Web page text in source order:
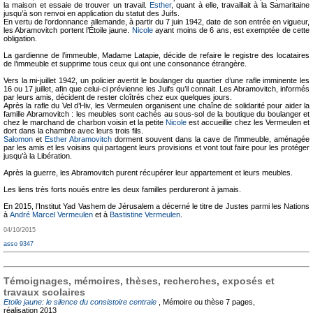
la maison et essaie de trouver un travail.Esther, quant à elle, travaillait à la Samaritaine
jusqu’à son renvoi en application du statut des Juifs.
En vertu de l'ordonnance allemande, à partir du 7 juin 1942, date de son entrée en vigueur,
les Abramovitch portent l’Étoile jaune. Nicoleayant moins de 6 ans, est exemptée de cette
obligation.
La gardienne de l’immeuble, Madame Latapie, décide de refaire le registre des locataires
de l’immeuble et supprime tous ceux qui ont une consonance étrangère.
Vers la mi-juillet 1942, un policier avertit le boulanger du quartier d’une rafle imminente les
16 ou 17 juillet, afin que celui-ci prévienne les Juifs qu’il connait. Les Abramovitch, informés
par leurs amis, décident de rester cloîtrés chez eux quelques jours.
Après la rafle du Vel d’Hiv, les Vermeulen organisent une chaîne de solidarité pour aider la
famille Abramovitch : les meubles sont cachés au sous-sol de la boutique du boulanger et
chez le marchand de charbon voisin et la petiteNicole est accueillie chez les Vermeulen et
dort dans la chambre avec leurs trois fils.
Salomon et Esther Abramovitch dorment souvent dans la cave de l’immeuble, aménagée
par les amis et les voisins qui partagent leurs provisions et vont tout faire pour les protéger
jusqu’à la Libération.
Après la guerre, les Abramovitch purent récupérer leur appartement et leurs meubles.
Les liens très forts noués entre les deux familles perdureront à jamais.
En 2015, l’Institut Yad Vashem de Jérusalem a décerné le titre de Justes parmi les Nations
à André Marcel Vermeulen et à Bastistine Vermeulen
04/10/2015
asso 9347
Témoignages, mémoires, thèses, recherches, exposés et
travaux scolaires
Etoile jaune: le silence du consistoire centrale , Mémoire ou thèse 7 pages,
réalisation 2013